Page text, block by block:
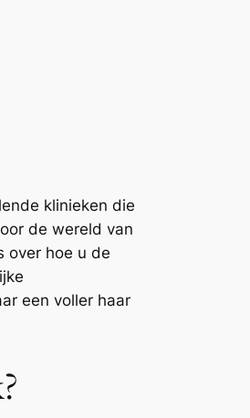
klinieken die
de wereld van
over hoe u de
een voller haar